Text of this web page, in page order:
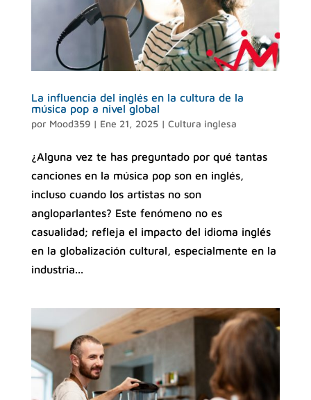
La influencia del inglés en la cultura de la
música pop a nivel global
por Mood359| Ene 21, 2025| Cultura inglesa
¿Alguna vez te has preguntado por qué tantas
canciones en la música pop son en inglés,
incluso cuando los artistas no son
angloparlantes? Este fenómeno no es
casualidad; refleja el impacto del idioma inglés
en la globalización cultural, especialmente en la
industria...